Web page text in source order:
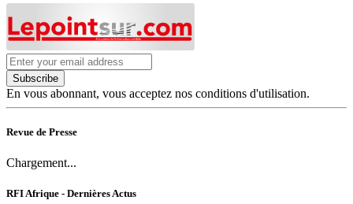
Subscribe
En vous abonnant, vous acceptez nos conditions d'utilisation.
Revue de Presse
Chargement...
RFI Afrique - Dernières Actus